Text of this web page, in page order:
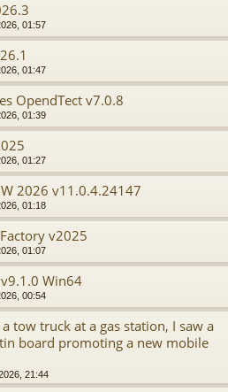
01:57
01:47
OpendTect v7.0.8
01:39
01:27
2026 v11.0.4.24147
01:18
v2025
01:07
Win64
00:54
tow truck at a gas station, I saw a
board promoting a new mobile
21:44